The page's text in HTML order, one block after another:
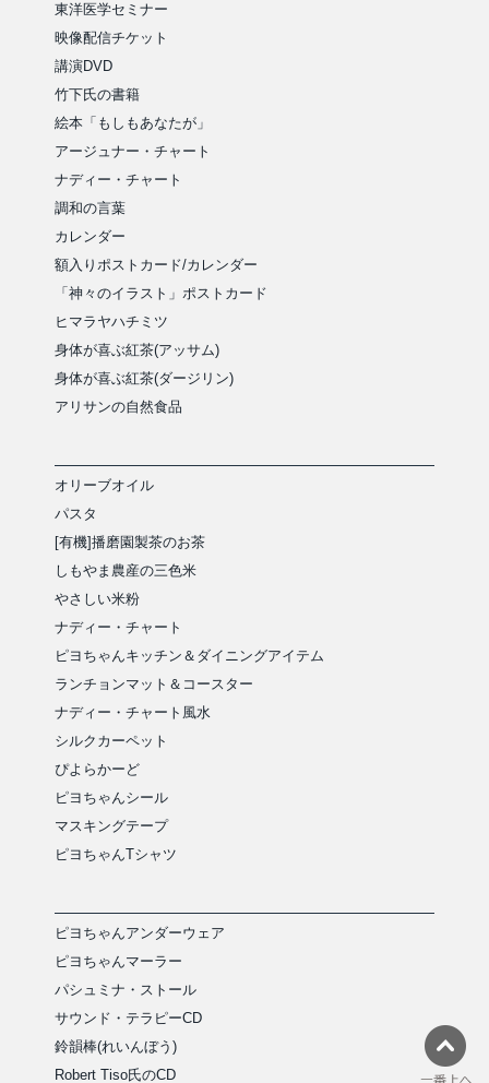
東洋医学セミナー
映像配信チケット
講演DVD
竹下氏の書籍
絵本「もしもあなたが」
アージュナー・チャート
ナディー・チャート
調和の言葉
カレンダー
額入りポストカード/カレンダー
「神々のイラスト」ポストカード
ヒマラヤハチミツ
身体が喜ぶ紅茶(アッサム)
身体が喜ぶ紅茶(ダージリン)
アリサンの自然食品
オリーブオイル
パスタ
[有機]播磨園製茶のお茶
しもやま農産の三色米
やさしい米粉
ナディー・チャート
ピヨちゃんキッチン＆ダイニングアイテム
ランチョンマット＆コースター
ナディー・チャート風水
シルクカーペット
ぴよらかーど
ピヨちゃんシール
マスキングテープ
ピヨちゃんTシャツ
ピヨちゃんアンダーウェア
ピヨちゃんマーラー
パシュミナ・ストール
サウンド・テラピーCD
鈴韻棒(れいんぼう)
Robert Tiso氏のCD